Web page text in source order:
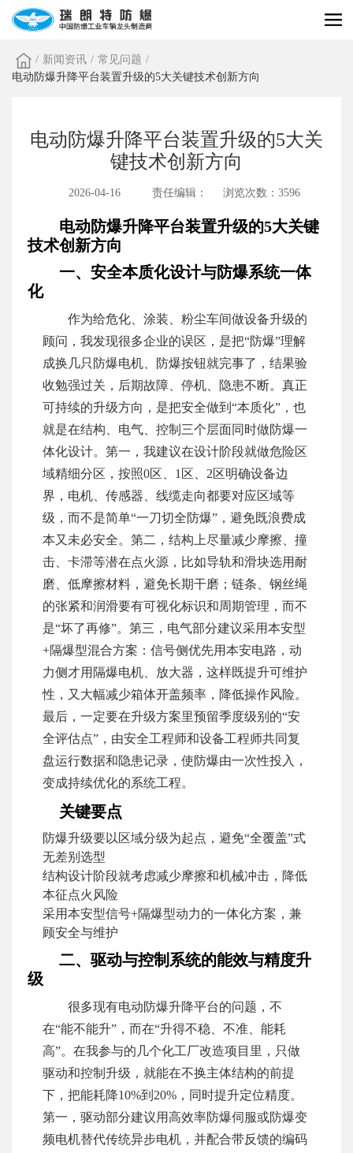
/ 新闻资讯 / 常见问题 /
电动防爆升降平台装置升级的5大关键技术创新方向
电动防爆升降平台装置升级的5大关
键技术创新方向
2026-04-16 责任编辑： 浏览次数：3596
电动防爆升降平台装置升级的5大关键
技术创新方向
一、安全本质化设计与防爆系统一体
化
作为给危化、涂装、粉尘车间做设备升级的
顾问，我发现很多企业的误区，是把“防爆”理解
成换几只防爆电机、防爆按钮就完事了，结果验
收勉强过关，后期故障、停机、隐患不断。真正
可持续的升级方向，是把安全做到“本质化”，也
就是在结构、电气、控制三个层面同时做防爆一
体化设计。第一，我建议在设计阶段就做危险区
域精细分区，按照0区、1区、2区明确设备边
界，电机、传感器、线缆走向都要对应区域等
级，而不是简单“一刀切全防爆”，避免既浪费成
本又未必安全。第二，结构上尽量减少摩擦、撞
击、卡滞等潜在点火源，比如导轨和滑块选用耐
磨、低摩擦材料，避免长期干磨；链条、钢丝绳
的张紧和润滑要有可视化标识和周期管理，而不
是“坏了再修”。第三，电气部分建议采用本安型
+隔爆型混合方案：信号侧优先用本安电路，动
力侧才用隔爆电机、放大器，这样既提升可维护
性，又大幅减少箱体开盖频率，降低操作风险。
最后，一定要在升级方案里预留季度级别的“安
全评估点”，由安全工程师和设备工程师共同复
盘运行数据和隐患记录，使防爆由一次性投入，
变成持续优化的系统工程。
关键要点
防爆升级要以区域分级为起点，避免“全覆盖”式
无差别选型
结构设计阶段就考虑减少摩擦和机械冲击，降低
本征点火风险
采用本安型信号+隔爆型动力的一体化方案，兼
顾安全与维护
二、驱动与控制系统的能效与精度升
级
很多现有电动防爆升降平台的问题，不
在“能不能升”，而在“升得不稳、不准、能耗
高”。在我参与的几个化工厂改造项目里，只做
驱动和控制升级，就能在不换主体结构的前提
下，把能耗降10%到20%，同时提升定位精度。
第一，驱动部分建议用高效率防爆伺服或防爆变
频电机替代传统异步电机，并配合带反馈的编码